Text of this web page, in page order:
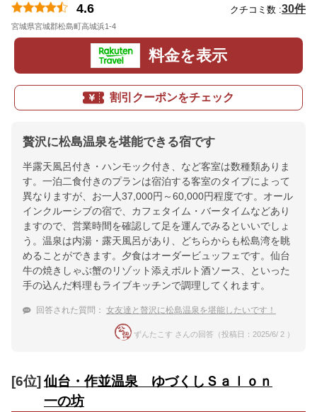
4.6 クチコミ数 :30件
宮城県宮城郡松島町高城浜1-4
料金を表示
割引クーポンをチェック
贅沢に松島温泉を堪能できる宿です
半露天風呂付き・ハンモック付き、など客室は数種類ありま
す。一泊二食付きのプランは宿泊する客室のタイプによって
異なりますが、お一人37,000円～60,000円程度です。オール
インクルーシブの宿で、カフェタイム・バータイムなどあり
ますので、営業時間を確認して足を運んでみるといいでしょ
う。温泉は内湯・露天風呂があり、どちらからも松島湾を眺
めることができます。夕食はオーダービュッフェです。仙台
牛の焼きしゃぶ蟹のリゾット添えポルト酒ソース、といった
手の込んだ料理もライブキッチンで調理してくれます。
回答された質問： 女友達と贅沢に松島温泉を堪能したいです！
ずんたこす さんの回答（投稿日：2025/6/ 2 ）
[6位]仙台・作並温泉 ゆづくしＳａｌｏｎ
一の坊